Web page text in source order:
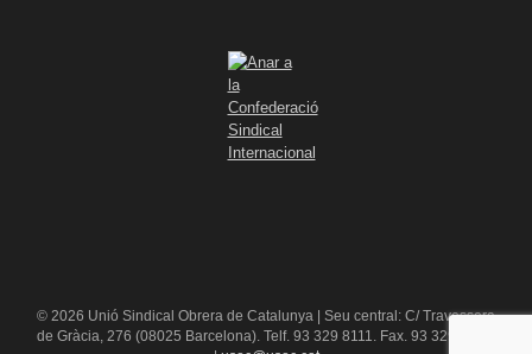
© 2026 Unió Sindical Obrera de Catalunya | Seu central: C/ Travessera
de Gràcia, 276 (08025 Barcelona). Telf. 93 329 8111. Fax. 93 329 84 16